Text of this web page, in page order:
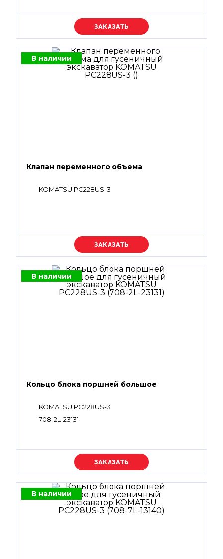
Уточняйте цену
В наличии
Клапан переменного объема
KOMATSU PC228US-3
Уточняйте цену
В наличии
Кольцо блока поршней большое
KOMATSU PC228US-3
708-2L-23131
Уточняйте цену
В наличии